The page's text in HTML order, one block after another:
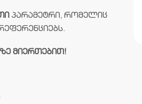
პარამეტრი, რომელიც
მიერთებით!